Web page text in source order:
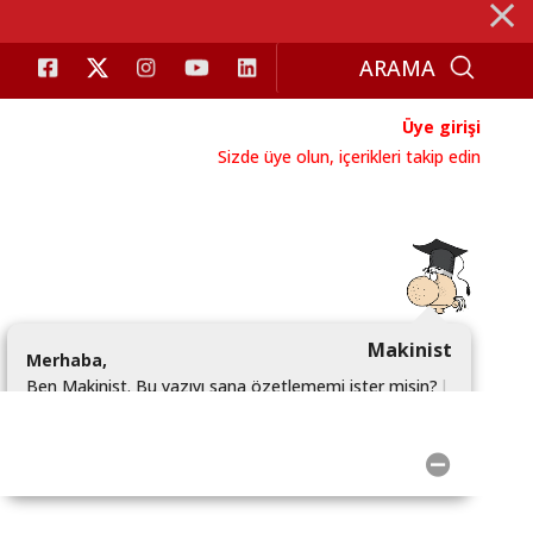
⨯
Üye girişi
Sizde üye olun, içerikleri takip edin
Makinist
Merhaba,
Ben Makinist. Bu yazıyı sana özetlememi ister misin? |